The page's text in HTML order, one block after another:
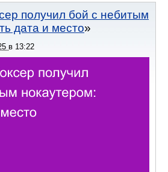
получил бой с небитым
дата и место
в 13:22